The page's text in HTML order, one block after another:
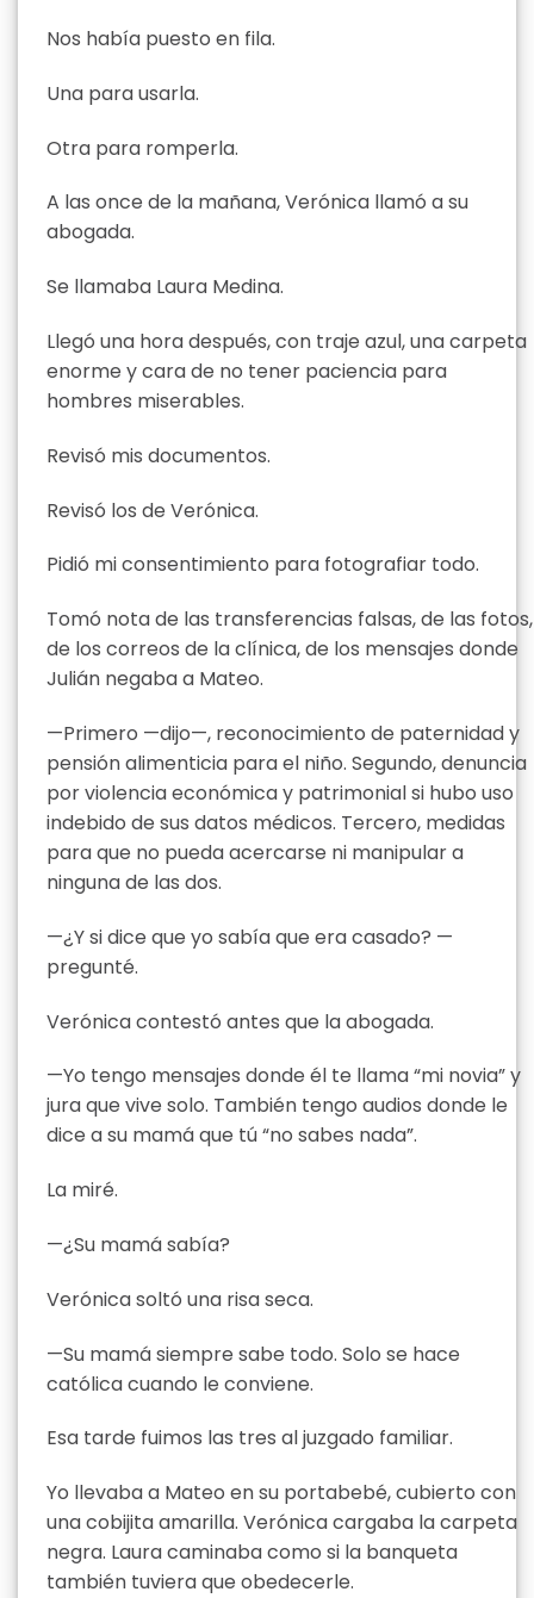
Nos había puesto en fila.
Una para usarla.
Otra para romperla.
A las once de la mañana, Verónica llamó a su
abogada.
Se llamaba Laura Medina.
Llegó una hora después, con traje azul, una carpeta
enorme y cara de no tener paciencia para
hombres miserables.
Revisó mis documentos.
Revisó los de Verónica.
Pidió mi consentimiento para fotografiar todo.
Tomó nota de las transferencias falsas, de las fotos,
de los correos de la clínica, de los mensajes donde
Julián negaba a Mateo.
—Primero —dijo—, reconocimiento de paternidad y
pensión alimenticia para el niño. Segundo, denuncia
por violencia económica y patrimonial si hubo uso
indebido de sus datos médicos. Tercero, medidas
para que no pueda acercarse ni manipular a
ninguna de las dos.
—¿Y si dice que yo sabía que era casado? —
pregunté.
Verónica contestó antes que la abogada.
—Yo tengo mensajes donde él te llama “mi novia” y
jura que vive solo. También tengo audios donde le
dice a su mamá que tú “no sabes nada”.
La miré.
—¿Su mamá sabía?
Verónica soltó una risa seca.
—Su mamá siempre sabe todo. Solo se hace
católica cuando le conviene.
Esa tarde fuimos las tres al juzgado familiar.
Yo llevaba a Mateo en su portabebé, cubierto con
una cobijita amarilla. Verónica cargaba la carpeta
negra. Laura caminaba como si la banqueta
también tuviera que obedecerle.